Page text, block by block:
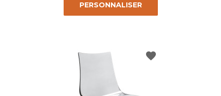
PERSONNALISER
favorite